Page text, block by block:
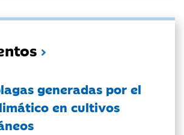
generadas por el
en cultivos